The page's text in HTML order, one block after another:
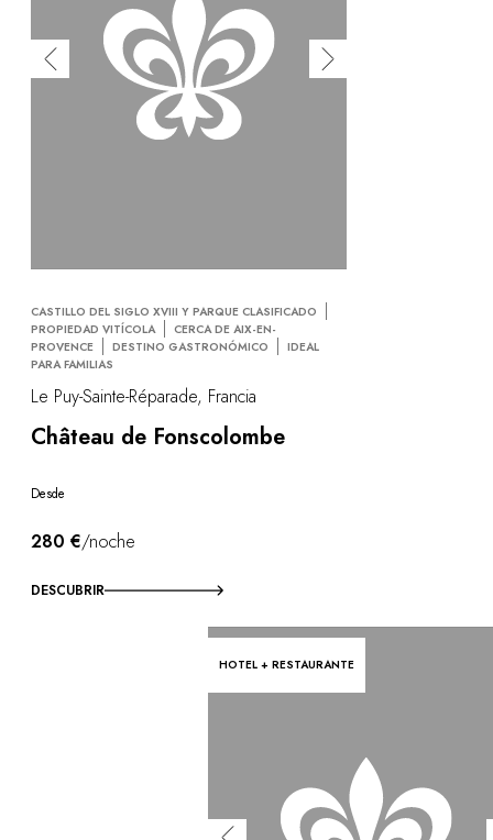
CASTILLO DEL SIGLO XVIII Y PARQUE CLASIFICADO
PROPIEDAD VITÍCOLA
CERCA DE AIX-EN-
PROVENCE
DESTINO GASTRONÓMICO
IDEAL
PARA FAMILIAS
Le Puy-Sainte-Réparade, Francia
Château de Fonscolombe
Desde
280 €/noche
DESCUBRIR
HOTEL + RESTAURANTE